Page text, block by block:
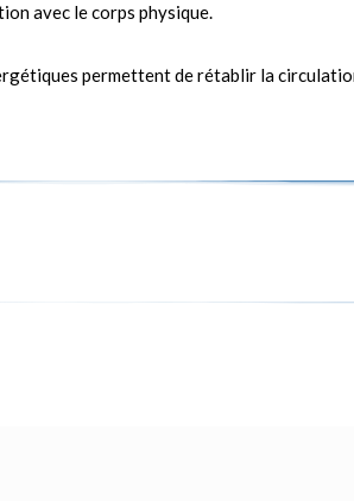
avec le corps physique.
permettent de rétablir la